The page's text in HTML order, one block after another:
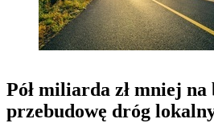
Pół miliarda zł mniej na
przebudowę dróg